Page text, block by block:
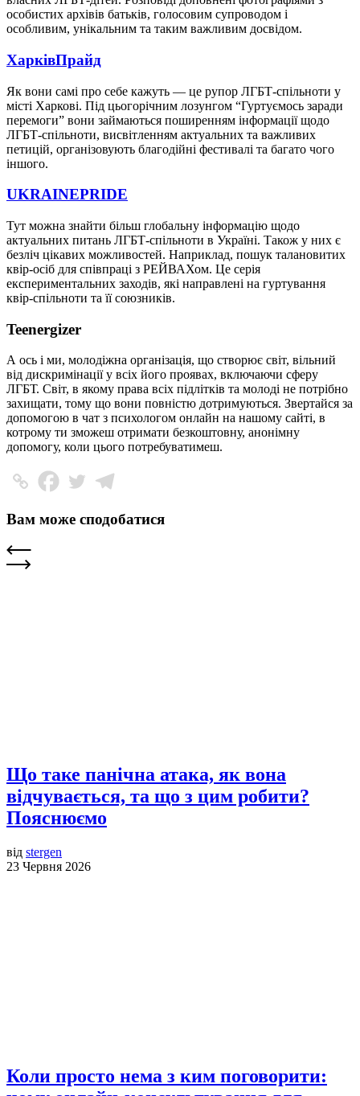
особистих архівів батьків, голосовим супроводом і
особливим, унікальним та таким важливим досвідом.
ХарківПрайд
Як вони самі про себе кажуть — це рупор ЛГБТ-спільноти у
місті Харкові. Під цьогорічним лозунгом “Гуртуємось заради
перемоги” вони займаються поширенням інформації щодо
ЛГБТ-спільноти, висвітленням актуальних та важливих
петицій, організовують благодійні фестивалі та багато чого
іншого.
UKRAINEPRIDE
Тут можна знайти більш глобальну інформацію щодо
актуальних питань ЛГБТ-спільноти в Україні. Також у них є
безліч цікавих можливостей. Наприклад, пошук талановитих
квір-осіб для співпраці з РЕЙВАХом. Це серія
експериментальних заходів, які направлені на гуртування
квір-спільноти та її союзників.
Teenergizer
А ось і ми, молодіжна організація, що створює світ, вільний
від дискримінації у всіх його проявах, включаючи сферу
ЛГБТ. Світ, в якому права всіх підлітків та молоді не потрібно
захищати, тому що вони повністю дотримуються. Звертайся за
допомогою в чат з психологом онлайн на нашому сайті, в
котрому ти зможеш отримати безкоштовну, анонімну
допомогу, коли цього потребуватимеш.
Вам може сподобатися
Що таке панічна атака, як вона
відчувається, та що з цим робити?
Пояснюємо
від stergen
23 Червня 2026
Коли просто нема з ким поговорити: